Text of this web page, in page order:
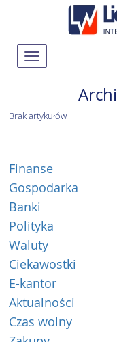
Rozwiń
nawigację
Brak artykułów.
Finanse
Gospodarka
Banki
Polityka
Waluty
Ciekawostki
E-kantor
Aktualności
Czas wolny